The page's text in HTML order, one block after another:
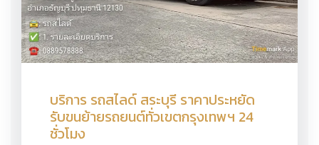
บริการ รถสไลด์ สระบุรี ราคาประหยัด
รับขนย้ายรถยนต์ทั่วเขตกรุงเทพฯ 24
ชั่วโมง